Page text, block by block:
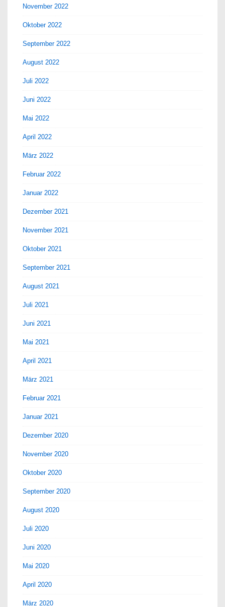
November 2022
Oktober 2022
September 2022
August 2022
Juli 2022
Juni 2022
Mai 2022
April 2022
März 2022
Februar 2022
Januar 2022
Dezember 2021
November 2021
Oktober 2021
September 2021
August 2021
Juli 2021
Juni 2021
Mai 2021
April 2021
März 2021
Februar 2021
Januar 2021
Dezember 2020
November 2020
Oktober 2020
September 2020
August 2020
Juli 2020
Juni 2020
Mai 2020
April 2020
März 2020